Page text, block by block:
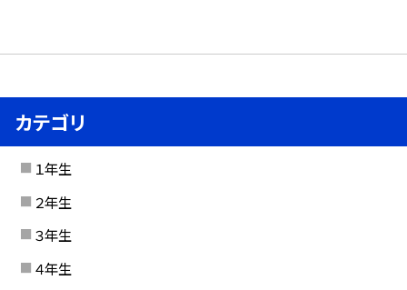
カテゴリ
１年生
２年生
３年生
４年生